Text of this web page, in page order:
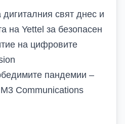
дигиталния свят днес и
на Yettel за безопасен
на цифровите
пандемии –
Communications